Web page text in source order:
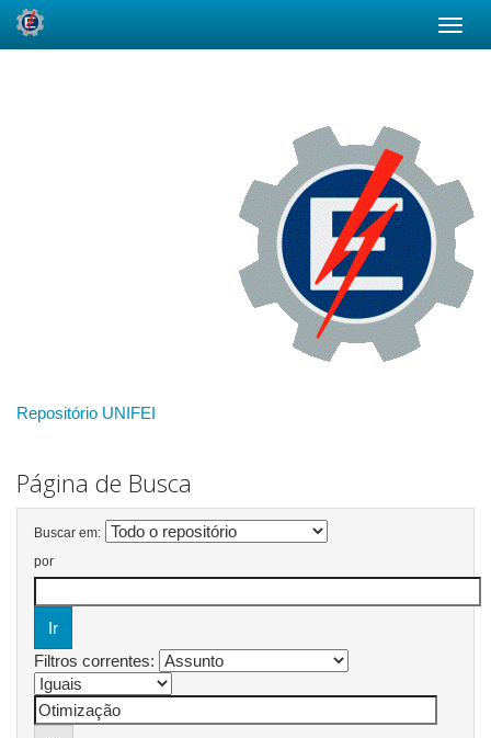
Repositório UNIFEI
Página de Busca
Buscar em:
por
Filtros correntes: